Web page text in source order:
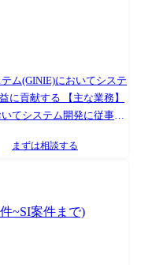
の距離が近く、これから
ていることから、事業基盤
強会(例えば、ブロックチ
務外でもスキルアップで
ム(GINIE)においてシステ
に貢献する 【主な業務】
てシステム開発に従事
、法令対応などの案件に
システム開発 ・プロジェ
、セキュリティ対応に
ける雇い入れ後の、従事
下記の通りとします。 業
所の変更の範囲:本社お
向先事業所(テレワークを
まずは相談する
~SI案件まで)